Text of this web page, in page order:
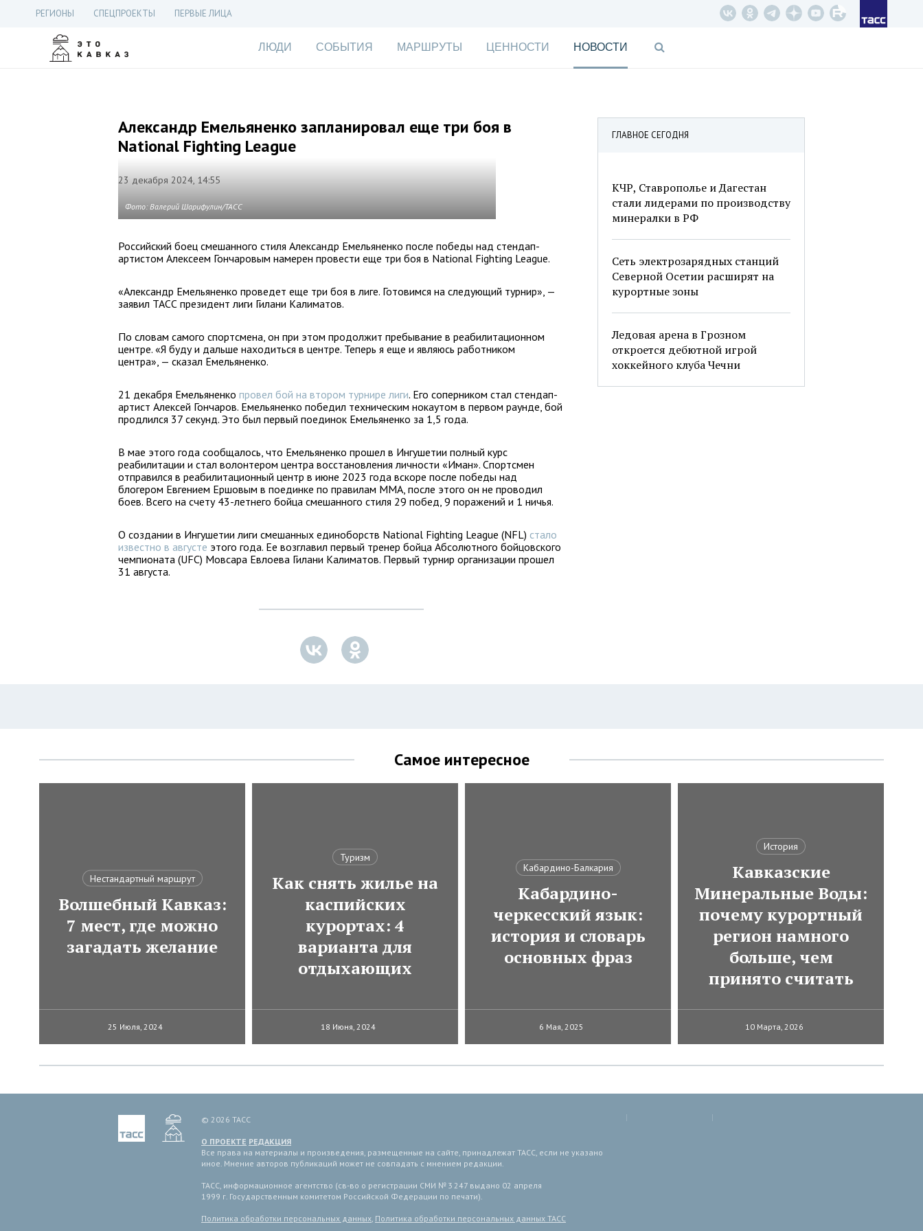
РЕГИОНЫ СПЕЦПРОЕКТЫ ПЕРВЫЕ ЛИЦА
ЛЮДИ СОБЫТИЯ МАРШРУТЫ ЦЕННОСТИ НОВОСТИ
ГЛАВНОЕ СЕГОДНЯ
КЧР, Ставрополье и Дагестан
стали лидерами по производству
минералки в РФ
Сеть электрозарядных станций
Северной Осетии расширят на
курортные зоны
Ледовая арена в Грозном
откроется дебютной игрой
хоккейного клуба Чечни
Александр Емельяненко запланировал еще три боя в
National Fighting League
23 декабря 2024, 14:55
Фото: Валерий Шарифулин/ТАСС
Российский боец смешанного стиля Александр Емельяненко после победы над стендап-
артистом Алексеем Гончаровым намерен провести еще три боя в National Fighting League.
«Александр Емельяненко проведет еще три боя в лиге. Готовимся на следующий турнир», —
заявил ТАСС президент лиги Гилани Калиматов.
По словам самого спортсмена, он при этом продолжит пребывание в реабилитационном
центре. «Я буду и дальше находиться в центре. Теперь я еще и являюсь работником
центра», — сказал Емельяненко.
21 декабря Емельяненко провел бой на втором турнире лиги. Его соперником стал стендап-
артист Алексей Гончаров. Емельяненко победил техническим нокаутом в первом раунде, бой
продлился 37 секунд. Это был первый поединок Емельяненко за 1,5 года.
В мае этого года сообщалось, что Емельяненко прошел в Ингушетии полный курс
реабилитации и стал волонтером центра восстановления личности «Иман». Спортсмен
отправился в реабилитационный центр в июне 2023 года вскоре после победы над
блогером Евгением Ершовым в поединке по правилам ММА, после этого он не проводил
боев. Всего на счету 43-летнего бойца смешанного стиля 29 побед, 9 поражений и 1 ничья.
О создании в Ингушетии лиги смешанных единоборств National Fighting League (NFL) стало
известно в августе этого года. Ее возглавил первый тренер бойца Абсолютного бойцовского
чемпионата (UFC) Мовсара Евлоева Гилани Калиматов. Первый турнир организации прошел
31 августа.
Самое интересное
Нестандартный маршрут
Волшебный Кавказ:
7 мест, где можно
загадать желание
25 Июля, 2024
Туризм
Как снять жилье на
каспийских
курортах: 4
варианта для
отдыхающих
18 Июня, 2024
Кабардино-Балкария
Кабардино-
черкесский язык:
история и словарь
основных фраз
6 Мая, 2025
История
Кавказские
Минеральные Воды:
почему курортный
регион намного
больше, чем
принято считать
10 Марта, 2026
© 2026 ТАСС
О ПРОЕКТЕ РЕДАКЦИЯ
Все права на материалы и произведения, размещенные на сайте, принадлежат ТАСС, если не указано
иное. Мнение авторов публикаций может не совпадать с мнением редакции.
ТАСС, информационное агентство (св-во о регистрации СМИ № 3 247 выдано 02 апреля
1999 г. Государственным комитетом Российской Федерации по печати).
Политика обработки персональных данных, Политика обработки персональных данных ТАСС